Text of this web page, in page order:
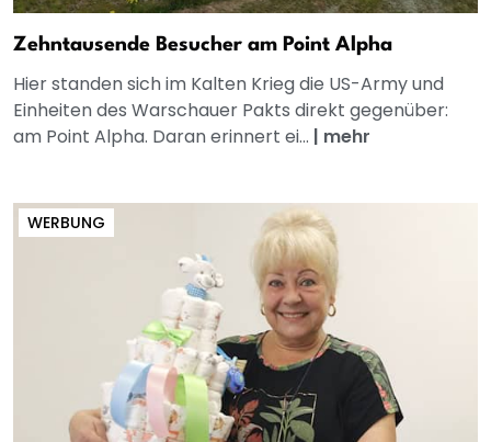
Zehntausende Besucher am Point Alpha
Hier standen sich im Kalten Krieg die US-Army und
Einheiten des Warschauer Pakts direkt gegenüber:
am Point Alpha. Daran erinnert ei... | mehr
WERBUNG